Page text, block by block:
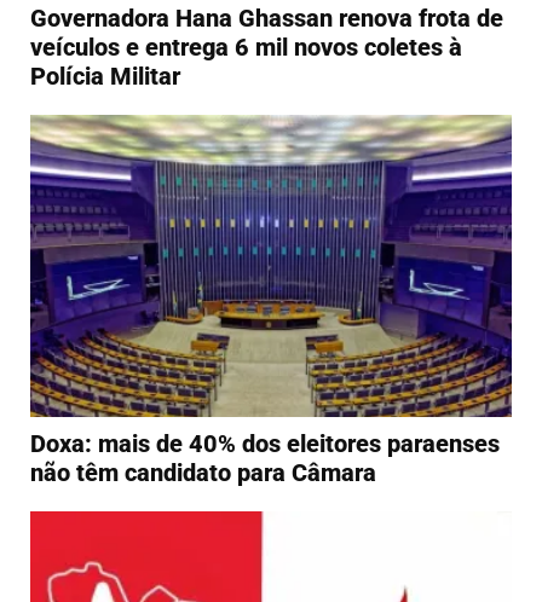
Governadora Hana Ghassan renova frota de
veículos e entrega 6 mil novos coletes à
Polícia Militar
Doxa: mais de 40% dos eleitores paraenses
não têm candidato para Câmara